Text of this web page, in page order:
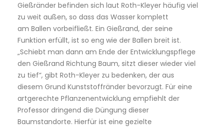
Gießränder befinden sich laut Roth-Kleyer häufig viel
zu weit außen, so dass das Wasser komplett
am Ballen vorbeifließt. Ein Gießrand, der seine
Funktion erfüllt, ist so eng wie der Ballen breit ist.
„Schiebt man dann am Ende der Entwicklungspflege
den Gießrand Richtung Baum, sitzt dieser wieder viel
zu tief“, gibt Roth-Kleyer zu bedenken, der aus
diesem Grund Kunststoffränder bevorzugt. Für eine
artgerechte Pflanzenentwicklung empfiehlt der
Professor dringend die Düngung dieser
Baumstandorte. Hierfür ist eine gezielte